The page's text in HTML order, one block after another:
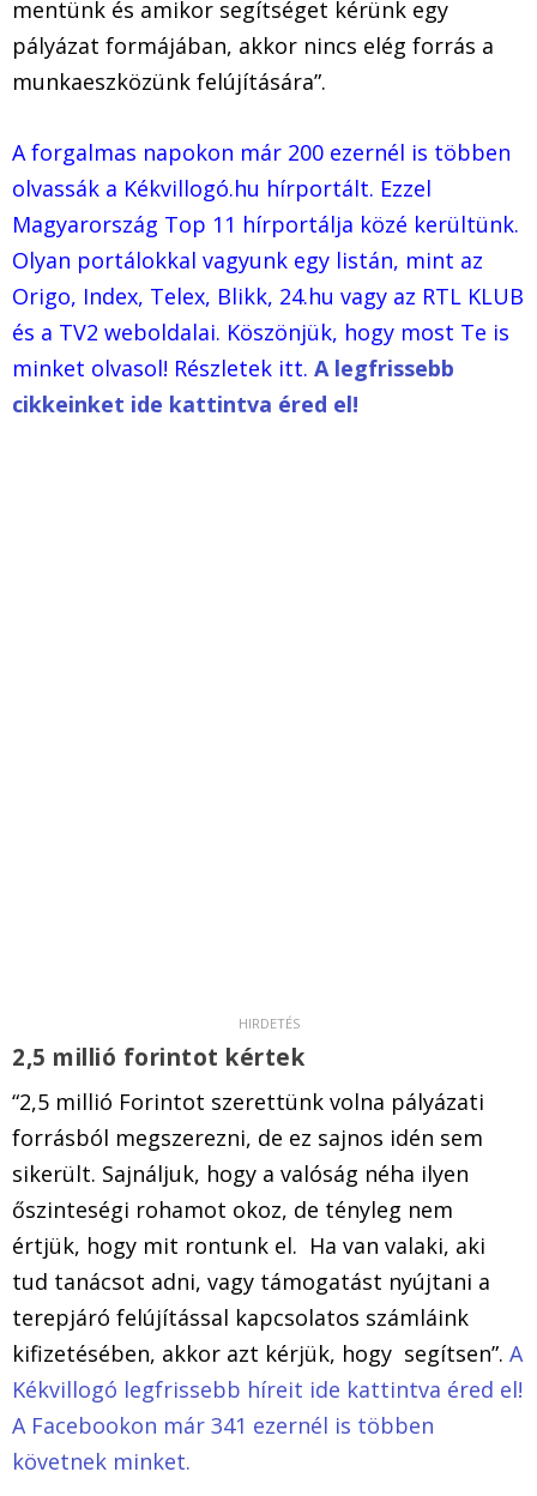
mentünk és amikor segítséget kérünk egy
pályázat formájában, akkor nincs elég forrás a
munkaeszközünk felújítására”.
A forgalmas napokon már 200 ezernél is többen
olvassák a Kékvillogó.hu hírportált. Ezzel
Magyarország Top 11 hírportálja közé kerültünk.
Olyan portálokkal vagyunk egy listán, mint az
Origo, Index, Telex, Blikk, 24.hu vagy az RTL KLUB
és a TV2 weboldalai. Köszönjük, hogy most Te is
minket olvasol! Részletek itt. A legfrissebb
cikkeinket ide kattintva éred el!
2,5 millió forintot kértek
“2,5 millió Forintot szerettünk volna pályázati
forrásból megszerezni, de ez sajnos idén sem
sikerült. Sajnáljuk, hogy a valóság néha ilyen
őszinteségi rohamot okoz, de tényleg nem
értjük, hogy mit rontunk el. Ha van valaki, aki
tud tanácsot adni, vagy támogatást nyújtani a
terepjáró felújítással kapcsolatos számláink
kifizetésében, akkor azt kérjük, hogy segítsen”. A
Kékvillogó legfrissebb híreit ide kattintva éred el!
A Facebookon már 341 ezernél is többen
követnek minket.